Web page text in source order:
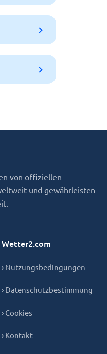
von offiziellen
und gewährleisten
Wetter2.com
› Nutzungsbedingungen
› Datenschutzbestimmung
› Cookies
› Kontakt